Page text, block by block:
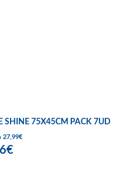
SHINE 75X45CM PACK 7UD
27,99€